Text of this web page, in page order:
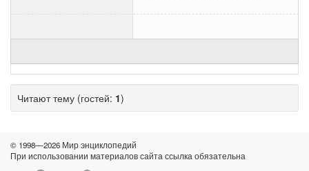
Читают тему (гостей: 1)
© 1998—2026 Мир энциклопедий
При использовании материалов сайта ссылка обязательна